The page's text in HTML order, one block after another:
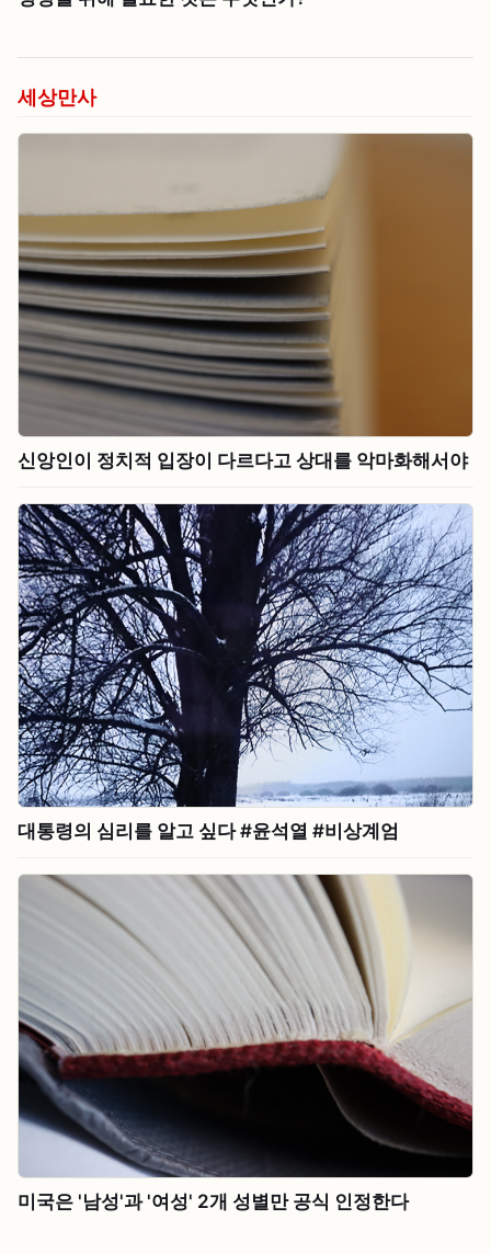
세상만사
신앙인이 정치적 입장이 다르다고 상대를 악마화해서야
대통령의 심리를 알고 싶다 #⁠윤석열 #⁠비상계엄
미국은 '남성'과 '여성' 2개 성별만 공식 인정한다